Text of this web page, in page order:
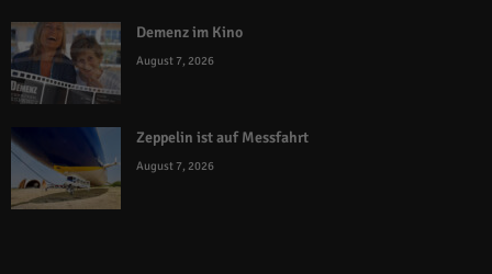
Demenz im Kino
August 7, 2026
Zeppelin ist auf Messfahrt
August 7, 2026